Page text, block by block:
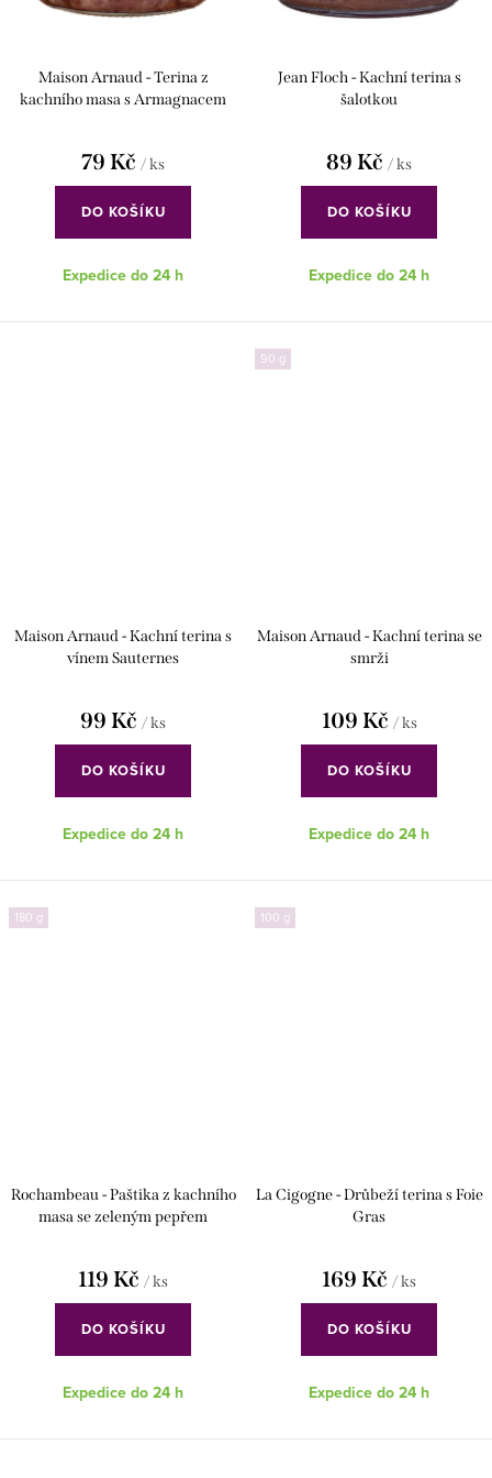
Maison Arnaud - Terina z
kachního masa s Armagnacem
79 Kč / ks
DO KOŠÍKU
Expedice do 24 h
Jean Floch - Kachní terina s
šalotkou
89 Kč / ks
DO KOŠÍKU
Expedice do 24 h
Maison Arnaud - Kachní terina s
vínem Sauternes
99 Kč / ks
DO KOŠÍKU
Expedice do 24 h
90 g
Maison Arnaud - Kachní terina se
smrži
109 Kč / ks
DO KOŠÍKU
Expedice do 24 h
180 g
Rochambeau - Paštika z kachního
masa se zeleným pepřem
119 Kč / ks
DO KOŠÍKU
Expedice do 24 h
100 g
La Cigogne - Drůbeží terina s Foie
Gras
169 Kč / ks
DO KOŠÍKU
Expedice do 24 h